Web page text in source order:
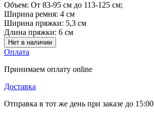
Объем: От 83-95 см до 113-125 см;
Ширина ремня: 4 см
Ширина пряжки: 5,3 см
Длина пряжки: 6 см
Нет в наличии
Оплата
Принимаем оплату online
Доставка
Отправка в тот же день при заказе до 15:00